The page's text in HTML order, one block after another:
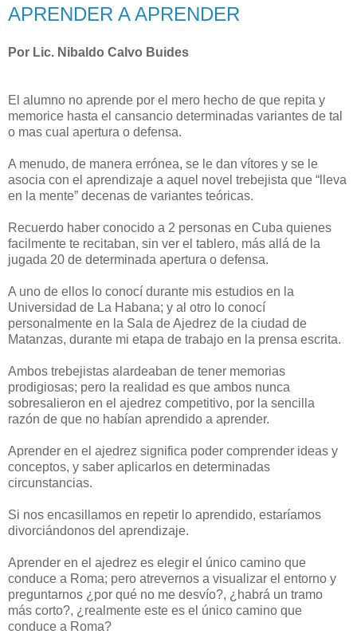
APRENDER A APRENDER
Por Lic. Nibaldo Calvo Buides
El alumno no aprende por el mero hecho de que repita y
memorice hasta el cansancio determinadas variantes de tal
o mas cual apertura o defensa.
A menudo, de manera errónea, se le dan vítores y se le
asocia con el aprendizaje a aquel novel trebejista que “lleva
en la mente” decenas de variantes teóricas.
Recuerdo haber conocido a 2 personas en Cuba quienes
facilmente te recitaban, sin ver el tablero, más allá de la
jugada 20 de determinada apertura o defensa.
A uno de ellos lo conocí durante mis estudios en la
Universidad de La Habana; y al otro lo conocí
personalmente en la Sala de Ajedrez de la ciudad de
Matanzas, durante mi etapa de trabajo en la prensa escrita.
Ambos trebejistas alardeaban de tener memorias
prodigiosas; pero la realidad es que ambos nunca
sobresalieron en el ajedrez competitivo, por la sencilla
razón de que no habían aprendido a aprender.
Aprender en el ajedrez significa poder comprender ideas y
conceptos, y saber aplicarlos en determinadas
circunstancias.
Si nos encasillamos en repetir lo aprendido, estaríamos
divorciándonos del aprendizaje.
Aprender en el ajedrez es elegir el único camino que
conduce a Roma; pero atrevernos a visualizar el entorno y
preguntarnos ¿por qué no me desvío?, ¿habrá un tramo
más corto?, ¿realmente este es el único camino que
conduce a Roma?